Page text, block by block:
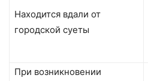
Находится вдали от
городской суеты
При возникновении